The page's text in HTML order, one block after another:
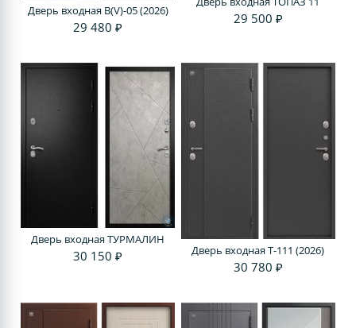
Дверь входная В(V)-05 (2026)
29 480 ₽
29 500 ₽
Дверь входная ТУРМАЛИН
30 150 ₽ Дверь входная Т-111 (2026)
30 780 ₽